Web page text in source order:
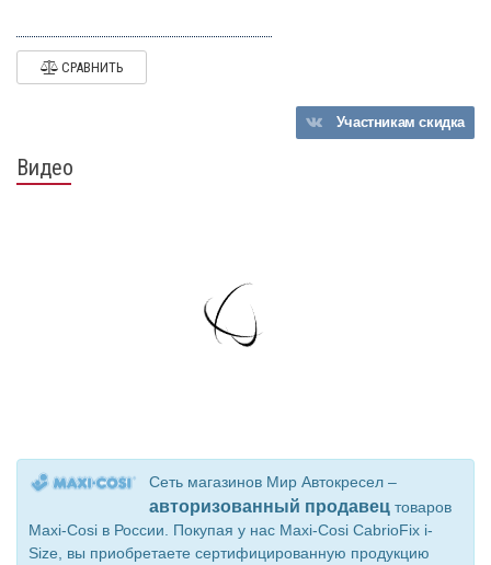
СРАВНИТЬ
Участникамскидка
Видео
Сеть магазинов Мир Автокресел –
авторизованный продавец товаров
Maxi-Cosi в России. Покупая у нас Maxi-Cosi CabrioFix i-
Size, вы приобретаете сертифицированную продукцию